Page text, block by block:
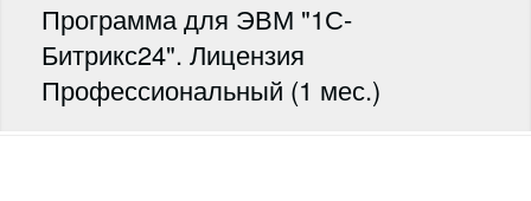
Программа для ЭВМ "1С-
Битрикс24". Лицензия
Профессиональный (1 мес.)